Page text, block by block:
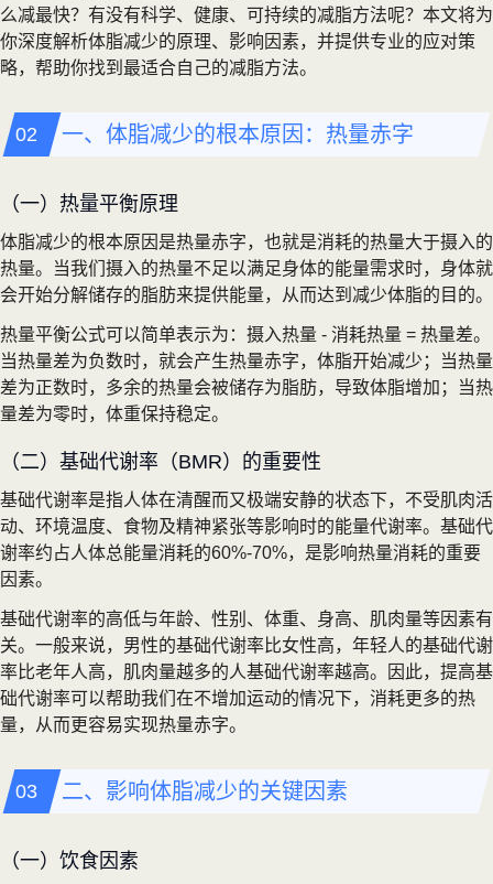
么减最快？有没有科学、健康、可持续的减脂方法呢？本文将为
你深度解析体脂减少的原理、影响因素，并提供专业的应对策
略，帮助你找到最适合自己的减脂方法。
一、体脂减少的根本原因：热量赤字
（一）热量平衡原理
体脂减少的根本原因是热量赤字，也就是消耗的热量大于摄入的
热量。当我们摄入的热量不足以满足身体的能量需求时，身体就
会开始分解储存的脂肪来提供能量，从而达到减少体脂的目的。
热量平衡公式可以简单表示为：摄入热量 - 消耗热量 = 热量差。
当热量差为负数时，就会产生热量赤字，体脂开始减少；当热量
差为正数时，多余的热量会被储存为脂肪，导致体脂增加；当热
量差为零时，体重保持稳定。
（二）基础代谢率（BMR）的重要性
基础代谢率是指人体在清醒而又极端安静的状态下，不受肌肉活
动、环境温度、食物及精神紧张等影响时的能量代谢率。基础代
谢率约占人体总能量消耗的60%-70%，是影响热量消耗的重要
因素。
基础代谢率的高低与年龄、性别、体重、身高、肌肉量等因素有
关。一般来说，男性的基础代谢率比女性高，年轻人的基础代谢
率比老年人高，肌肉量越多的人基础代谢率越高。因此，提高基
础代谢率可以帮助我们在不增加运动的情况下，消耗更多的热
量，从而更容易实现热量赤字。
二、影响体脂减少的关键因素
（一）饮食因素